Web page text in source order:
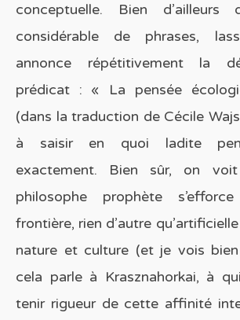
conceptuelle. Bien d’ailleurs
considérable de phrases,
annonce répétitivement la
prédicat : « La pensée
(dans la traduction de Cécile
à saisir en quoi ladite
exactement. Bien sûr, on
philosophe prophète
frontière, rien d’autre
nature et culture (et je vois
cela parle à Krasznahorkai, à
tenir rigueur de cette affinité